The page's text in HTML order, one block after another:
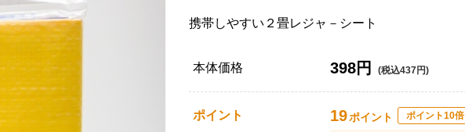
携帯しやすい２畳レジャ－シート
本体価格 398円 (税込437円)
ポイント 19ポイント ポイント10倍